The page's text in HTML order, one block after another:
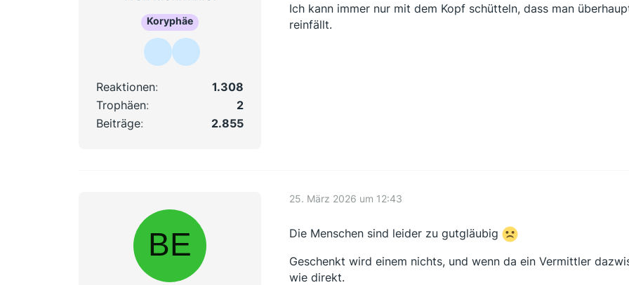
Koryphäe
Reaktionen
1.308
Trophäen
2
Beiträge
2.855
Ich kann immer nur mit dem Kopf schütteln, dass man
reinfällt.
25. März 2026 um 12:43
Die Menschen sind leider zu gutgläubig
Geschenkt wird einem nichts, und wenn da ein Vermittler
wie direkt.